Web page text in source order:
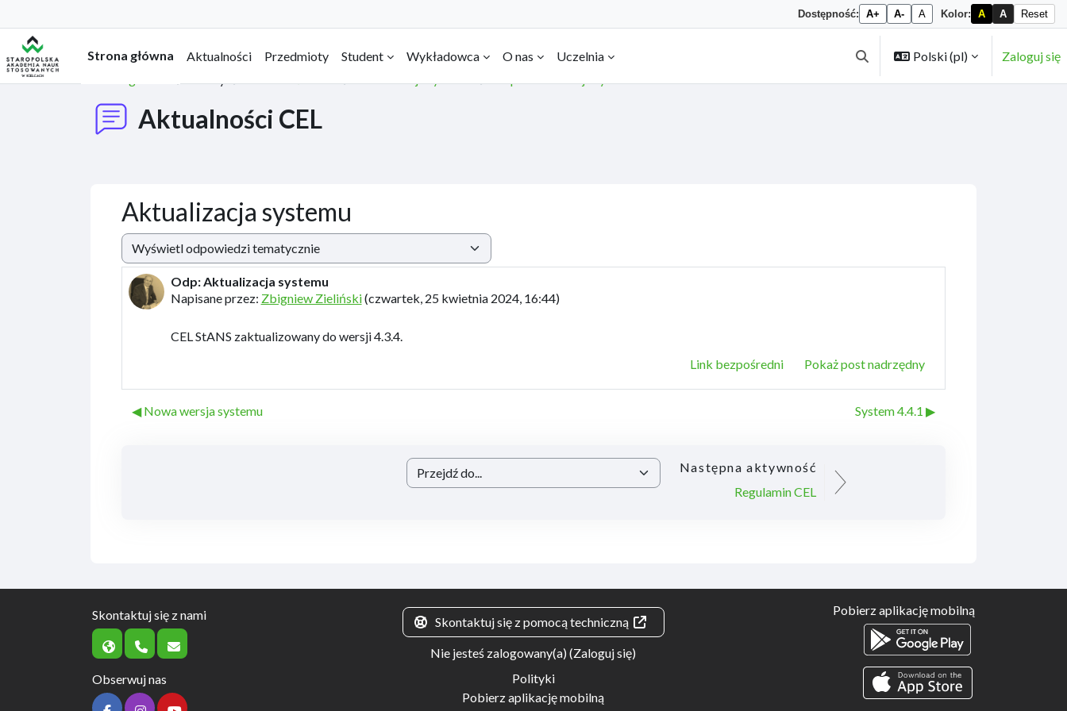
Dostępność: A+ A- A Kolor: A A Reset
Przejdź do głównej zawartości
Strona główna
Aktualności Przedmioty Student Wykładowca O nas Uczelnia
Przełącznik wyszukiwarki
Polski ‎(pl)‎
Zaloguj się
Aktualności CEL
Aktualizacja systemu
Sposób wyświetlania
Odp: Aktualizacja systemu
Napisane przez: Zbigniew Zieliński(czwartek, 25 kwietnia 2024, 16:44)
Liczba odpowiedzi: 0
CEL StANS zaktualizowany do wersji 4.3.4.
Link bezpośredni
Pokaż post nadrzędny
◀︎ Nowa wersja systemu System 4.4.1 ▶︎
Przejdź do...
Następna aktywność
Regulamin CEL
Skontaktuj się z nami
Obserwuj nas
Skontaktuj się z pomocą techniczną
Nie jesteś zalogowany(a) (Zaloguj się)
Polityki
Pobierz aplikację mobilną
Pobierz aplikację mobilną